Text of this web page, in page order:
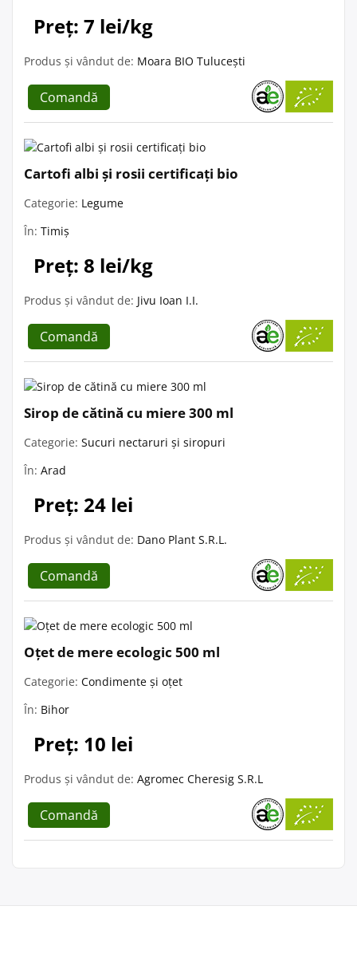
Preț: 7 lei/kg
Produs și vândut de: Moara BIO Tulucești
Comandă
Cartofi albi și rosii certificați bio
Categorie: Legume
În: Timiș
Preț: 8 lei/kg
Produs și vândut de: Jivu Ioan I.I.
Comandă
Sirop de cătină cu miere 300 ml
Categorie: Sucuri nectaruri și siropuri
În: Arad
Preț: 24 lei
Produs și vândut de: Dano Plant S.R.L.
Comandă
Oțet de mere ecologic 500 ml
Categorie: Condimente și oțet
În: Bihor
Preț: 10 lei
Produs și vândut de: Agromec Cheresig S.R.L
Comandă